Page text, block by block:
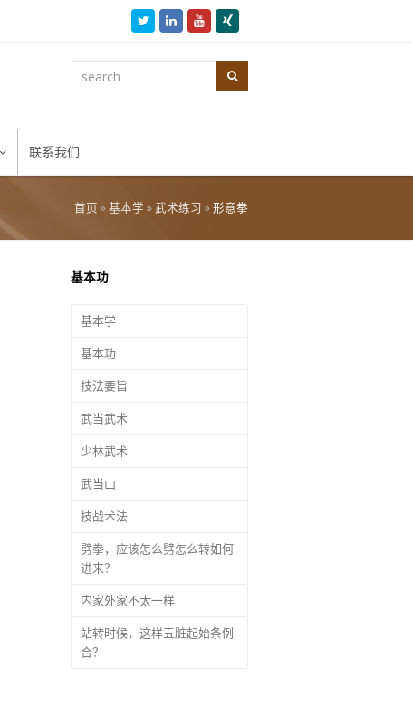
TwitterLinkedInYoutube
Xing
search
联系我们
首页 »基本学 »武术练习 »形意拳
基本功
基本学
基本功
技法要旨
武当武术
少林武术
武当山
技战术法
劈拳，应该怎么劈怎么转如何
进来？
内家外家不太一样
站转时候，这样五脏起始条例
合？